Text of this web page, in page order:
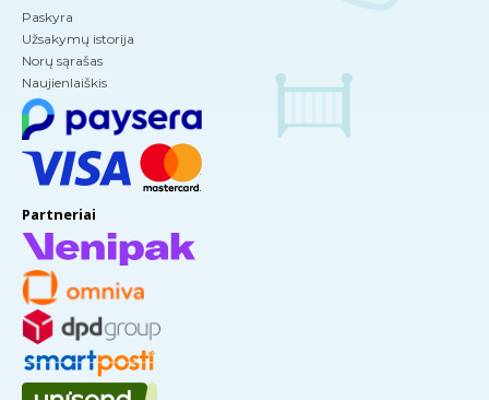
Paskyra
Užsakymų istorija
Norų sąrašas
Naujienlaiškis
Partneriai